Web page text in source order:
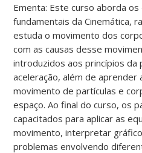
Ementa: Este curso aborda os
fundamentais da Cinemática,
estuda o movimento dos
com as causas desse
introduzidos aos princípios da
aceleração, além de aprender
movimento de partículas e
espaço. Ao final do curso, os
capacitados para aplicar as
movimento, interpretar
problemas envolvendo